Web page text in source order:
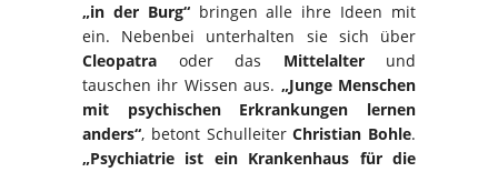
„in der Burg“bringen alle ihre Ideen mit
ein. Nebenbei unterhalten sie sich über
Cleopatra oder das Mittelalterund
tauschen ihr Wissen aus. „Junge Menschen
mit psychischen Erkrankungen lernen
anders“, betont SchulleiterChristian Bohle.
„Psychiatrie ist ein Krankenhaus für die